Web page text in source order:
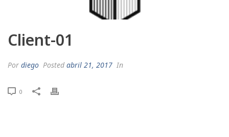
Client-01
Por diego Postedabril 21, 2017 In
0